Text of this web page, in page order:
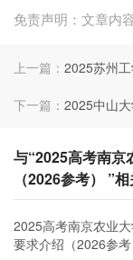
免责声明：文章内
上一篇： 2025苏州
下一篇： 2025中山
与“2025高考南京
（2026参考） ”
2025高考南京农业
要求介绍（2026参考